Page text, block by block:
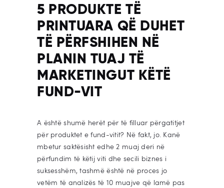
5 PRODUKTE TË
PRINTUARA QË DUHET
TË PËRFSHIHEN NË
PLANIN TUAJ TË
MARKETINGUT KËTË
FUND-VIT
A është shumë herët për të filluar përgatitjet
për produktet e fund-vitit? Në fakt, jo. Kanë
mbetur saktësisht edhe 2 muaj deri në
përfundim të këtij viti dhe secili biznes i
suksesshëm, tashmë është në proces jo
vetëm të analizës të 10 muajve që lamë pas